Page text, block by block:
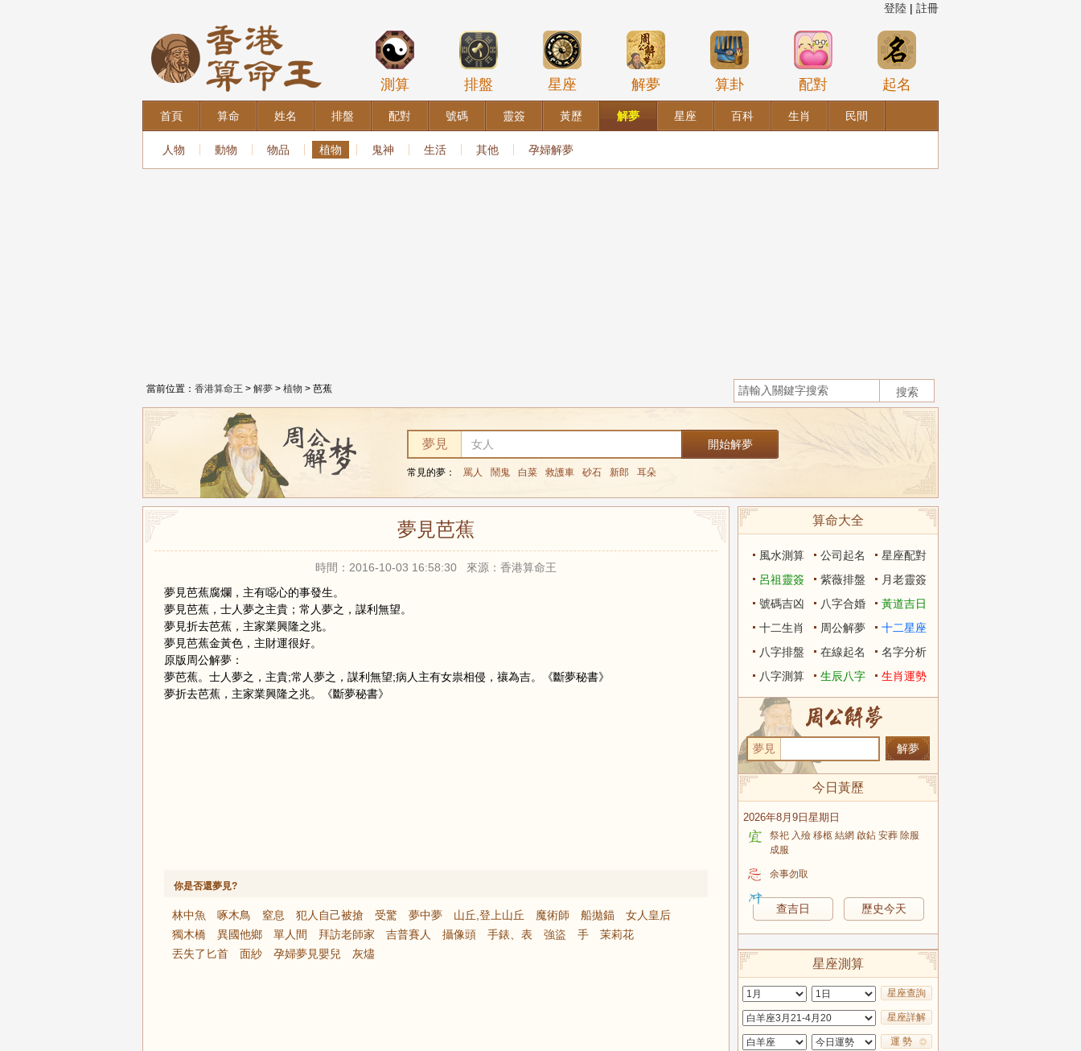
登陸 | 註冊
測算 排盤 星座 解夢 算卦 配對 起名
首頁 算命 姓名 排盤 配對 號碼 靈簽 黃歷 解夢 星座 百科 生肖 民間
人物 動物 物品 植物 鬼神 生活 其他 孕婦解夢
當前位置： 香港算命王 > 解夢 > 植物 > 芭蕉
夢見
常見的夢： 罵人 鬧鬼 白菜 救護車 砂石 新郎 耳朵
夢見芭蕉
時間：2016-10-03 16:58:30 來源：香港算命王
夢見芭蕉腐爛，主有噁心的事發生。
夢見芭蕉，士人夢之主貴；常人夢之，謀利無望。
夢見折去芭蕉，主家業興隆之兆。
夢見芭蕉金黃色，主財運很好。
原版周公解夢：
夢芭蕉。士人夢之，主貴;常人夢之，謀利無望;病人主有女祟相侵，禳為吉。《斷夢秘書》
夢折去芭蕉，主家業興隆之兆。《斷夢秘書》
你是否還夢見?
林中魚 啄木鳥 窒息 犯人自己被搶 受驚 夢中夢 山丘,登上山丘 魔術師 船拋錨
女人皇后
獨木橋
異國他鄉 單人間 拜訪老師家 吉普賽人 攝像頭 手錶、表 強盜 手
茉莉花
丟失了匕首
面紗 孕婦夢見嬰兒 灰燼
算命大全
風水測算 公司起名
星座配對
呂祖靈簽
紫薇排盤
月老靈簽
號碼吉凶
八字合婚
黃道吉日
十二生肖
周公解夢
十二星座
八字排盤
在線起名
名字分析
八字測算
生辰八字 生肖運勢
夢見
今日黃歷
2026年8月9日星期日
祭祀 入殮 移柩 結網 啟鉆 安葬 除服
成服
余事勿取
查吉日 歷史今天
星座測算
星座查詢
星座詳解
運 勢